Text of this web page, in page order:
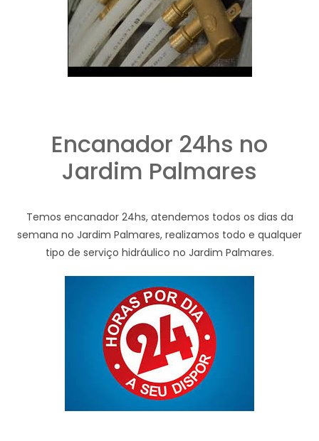
Encanador 24hs no
Jardim Palmares
Temos encanador 24hs, atendemos todos os dias da
semana no Jardim Palmares, realizamos todo e qualquer
tipo de serviço hidráulico no Jardim Palmares.